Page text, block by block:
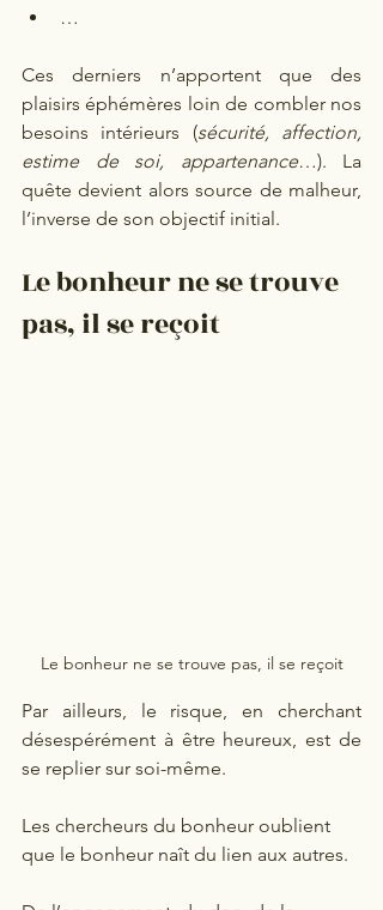
…
Ces derniers n’apportent que des
plaisirs éphémères loin de combler nos
besoins intérieurs (sécurité, affection,
estime de soi, appartenance…). La
quête devient alors source de malheur,
l’inverse de son objectif initial.
Le bonheur ne se trouve
pas, il se reçoit
Le bonheur ne se trouve pas, il se reçoit
Par ailleurs, le risque, en cherchant
désespérément à être heureux, est de
se replier sur soi-même.
Les chercheurs du bonheur oublient
que le bonheur naît du lien aux autres.